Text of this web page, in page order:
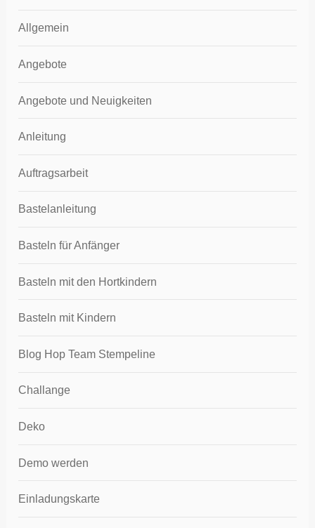
Allgemein
Angebote
Angebote und Neuigkeiten
Anleitung
Auftragsarbeit
Bastelanleitung
Basteln für Anfänger
Basteln mit den Hortkindern
Basteln mit Kindern
Blog Hop Team Stempeline
Challange
Deko
Demo werden
Einladungskarte